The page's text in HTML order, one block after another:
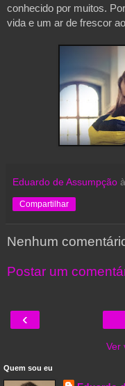
conhecido por muitos.
vida e um ar de frescor
Eduardo de Assumpção
Compartilhar
Nenhum
Postar um
‹
Ver
Quem sou eu